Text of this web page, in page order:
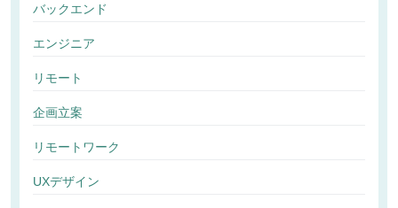
バックエンド
エンジニア
リモート
企画立案
リモートワーク
UXデザイン